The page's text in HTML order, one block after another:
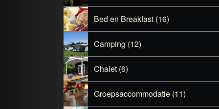
Bed en Breakfast (16)
Camping (12)
Chalet (6)
Groepsaccommodatie (11)